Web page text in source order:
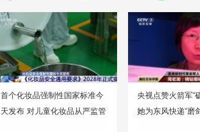
首个化妆品强制性国家标准今
天发布 对儿童化妆品从严监管
央视点赞火箭军“
她为东风快递“磨